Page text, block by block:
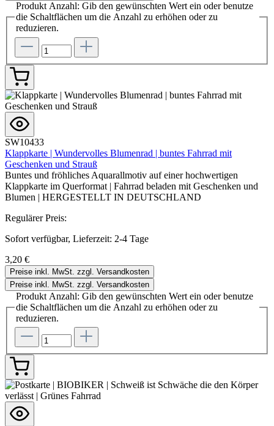
Produkt Anzahl: Gib den gewünschten Wert ein oder benutze
die Schaltflächen um die Anzahl zu erhöhen oder zu
reduzieren.
SW10433
Klappkarte | Wundervolles Blumenrad | buntes Fahrrad mit
Geschenken und Strauß
Buntes und fröhliches Aquarallmotiv auf einer hochwertigen
Klappkarte im Querformat | Fahrrad beladen mit Geschenken und
Blumen | HERGESTELLT IN DEUTSCHLAND
Regulärer Preis:
Sofort verfügbar, Lieferzeit: 2-4 Tage
3,20 €
Preise inkl. MwSt. zzgl. Versandkosten
Preise inkl. MwSt. zzgl. Versandkosten
Produkt Anzahl: Gib den gewünschten Wert ein oder benutze
die Schaltflächen um die Anzahl zu erhöhen oder zu
reduzieren.